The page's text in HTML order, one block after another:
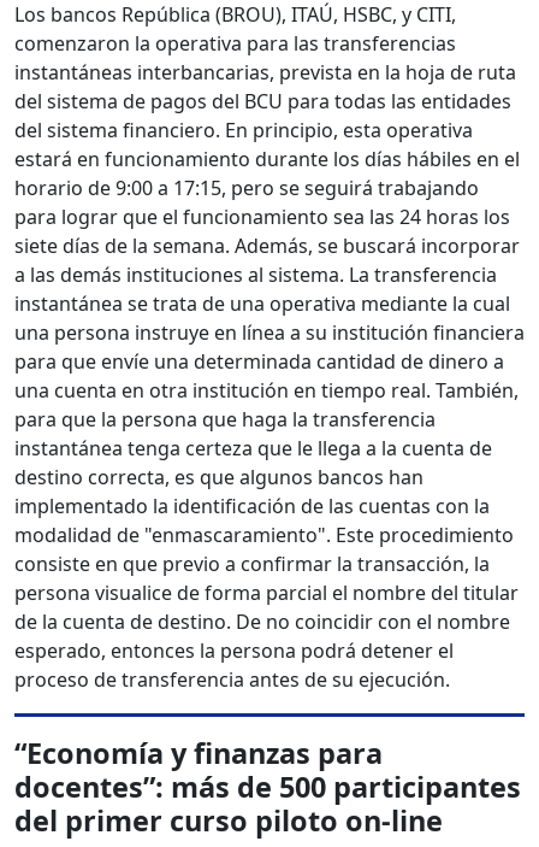
Los bancos República (BROU), ITAÚ, HSBC, y CITI,
comenzaron la operativa para las transferencias
instantáneas interbancarias, prevista en la hoja de ruta
del sistema de pagos del BCU para todas las entidades
del sistema financiero. En principio, esta operativa
estará en funcionamiento durante los días hábiles en el
horario de 9:00 a 17:15, pero se seguirá trabajando
para lograr que el funcionamiento sea las 24 horas los
siete días de la semana. Además, se buscará incorporar
a las demás instituciones al sistema. La transferencia
instantánea se trata de una operativa mediante la cual
una persona instruye en línea a su institución financiera
para que envíe una determinada cantidad de dinero a
una cuenta en otra institución en tiempo real. También,
para que la persona que haga la transferencia
instantánea tenga certeza que le llega a la cuenta de
destino correcta, es que algunos bancos han
implementado la identificación de las cuentas con la
modalidad de "enmascaramiento". Este procedimiento
consiste en que previo a confirmar la transacción, la
persona visualice de forma parcial el nombre del titular
de la cuenta de destino. De no coincidir con el nombre
esperado, entonces la persona podrá detener el
proceso de transferencia antes de su ejecución.
“Economía y finanzas para
docentes”: más de 500 participantes
del primer curso piloto on-line